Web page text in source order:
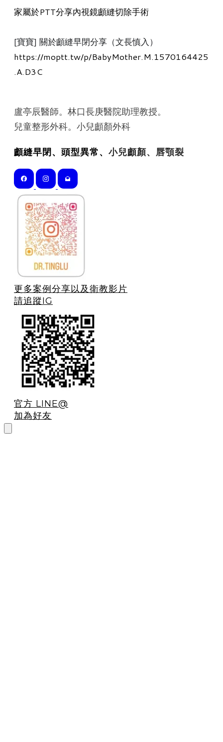
家屬於PTT分享內視鏡顱縫切除手術
[寶寶] 關於顱縫早閉分享（文長慎入）
https://moptt.tw/p/BabyMother.M.1570164425
.A.D3C
盧亭辰醫師。林口長庚醫院助理教授。
​兒童整形外科。小兒顱顏外科
顱縫早閉、頭型異常、 小兒顱顏、唇顎裂
更多案例分享以及衛教影片
請追蹤IG
官方 LINE@
加為好友